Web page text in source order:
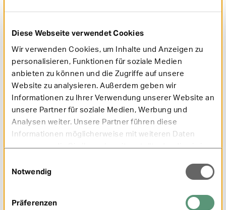
Diese Webseite verwendet Cookies
Wir verwenden Cookies, um Inhalte und Anzeigen zu
personalisieren, Funktionen für soziale Medien
anbieten zu können und die Zugriffe auf unsere
Website zu analysieren. Außerdem geben wir
Informationen zu Ihrer Verwendung unserer Website an
unsere Partner für soziale Medien, Werbung und
Analysen weiter. Unsere Partner führen diese
Informationen möglicherweise mit weiteren Daten
zusammen, die Sie ihnen bereitgestellt oder die sie im
Notwendig
Präferenzen
Ausbildungsplatz oder Job gesucht? So wird die
Bewerbung zum Erfolg